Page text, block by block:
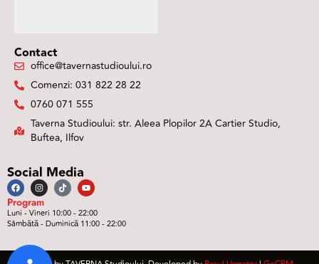
Contact
office@tavernastudioului.ro
Comenzi: 031 822 28 22
0760 071 555
Taverna Studioului: str. Aleea Plopilor 2A Cartier Studio,
Buftea, Ilfov
Social Media
Program
Luni - Vineri 10:00 - 22:00
Sâmbătă - Duminică 11:00 - 22:00